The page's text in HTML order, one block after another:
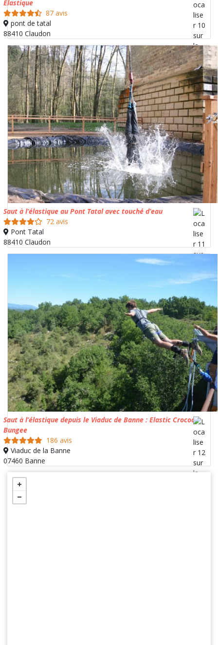
Elastique
87 avis
pont de tatal
88410 Claudon
Saut à l’élastique au Pont Tatal avec touché d’eau
72 avis
Pont Tatal
88410 Claudon
Saut à l’élastique depuis le Viaduc de Banne : Elastic Crocodil
Bungee
186 avis
Viaduc de la Banne
07460 Banne